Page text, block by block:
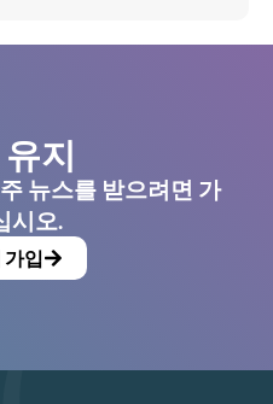
지
뉴스를 받으려면 가
시오.
가입